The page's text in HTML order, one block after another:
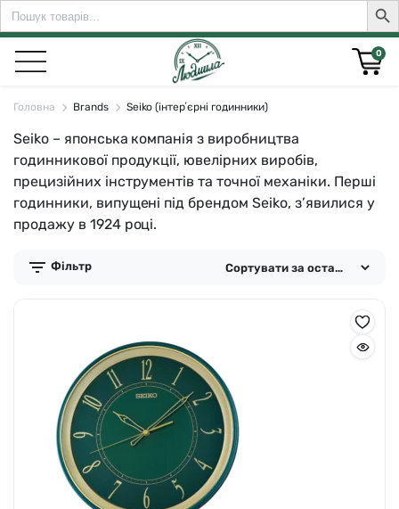
Search
for:
0
Головна Brands Seiko (інтерʼєрні годинники)
Seiko – японська компанія з виробництва
годинникової продукції, ювелірних виробів,
прецизійних інструментів та точної механіки. Перші
годинники, випущені під брендом Seiko, з’явилися у
продажу в 1924 році.
Фільтр
for: